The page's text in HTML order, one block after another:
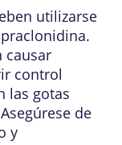
utilizarse
causar
control
las gotas
de
y